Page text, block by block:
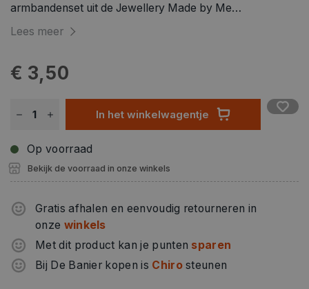
armbandenset uit de Jewellery Made by Me
productfamilie. De armband is ideaal voor kinder- of
nodig. • Inhoud: Materiaal voor een armband, design
cm, maar kan flexibel worden aangepast met behulp van
Lees meer
€ 3,50
In het winkelwagentje
Op voorraad
Bekijk de voorraad in onze winkels
Gratis afhalen en eenvoudig retourneren in
onze winkels
Met dit product kan je punten sparen
Bij De Banier kopen is Chirosteunen